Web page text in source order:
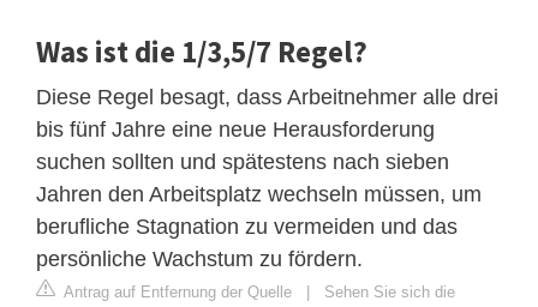
Was ist die 1/3,5/7 Regel?
Diese Regel besagt, dass Arbeitnehmer alle drei
bis fünf Jahre eine neue Herausforderung
suchen sollten und spätestens nach sieben
Jahren den Arbeitsplatz wechseln müssen, um
berufliche Stagnation zu vermeiden und das
persönliche Wachstum zu fördern.
Antrag auf Entfernung der Quelle | Sehen Sie sich die